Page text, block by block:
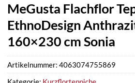
MeGusta Flachflor
EthnoDesign
160×230 cm Sonia
Artikelnummer: 4063074755869